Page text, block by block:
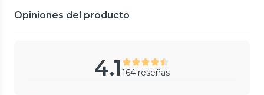
Opiniones del producto
4.1164 reseñas